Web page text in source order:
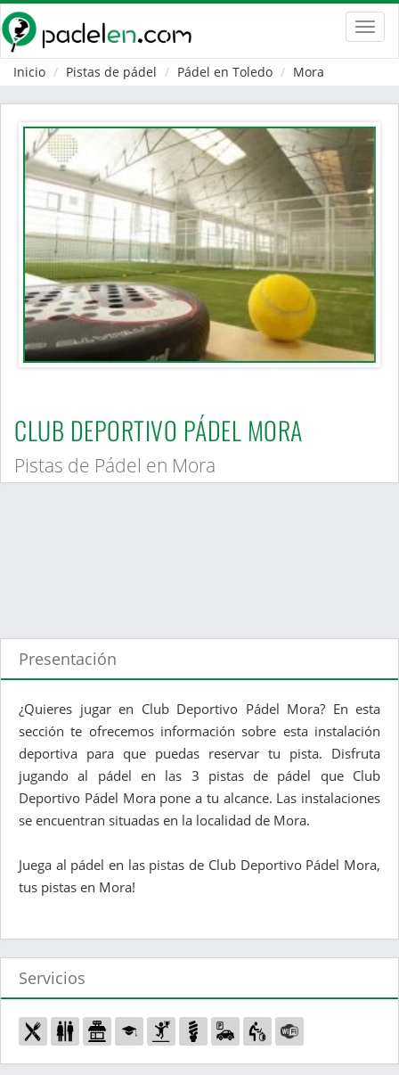
Inicio
Pistas de pádel Pádel en Toledo Mora
CLUB DEPORTIVO PÁDEL MORA
Pistas de Pádel en Mora
Presentación
¿Quieres jugar en Club Deportivo Pádel Mora? En esta
sección te ofrecemos información sobre esta instalación
deportiva para que puedas reservar tu pista. Disfruta
jugando al pádel en las 3 pistas de pádel que Club
Deportivo Pádel Mora pone a tu alcance. Las instalaciones
se encuentran situadas en la localidad de Mora.
Juega al pádel en las pistas de Club Deportivo Pádel Mora,
tus pistas en Mora!
Servicios